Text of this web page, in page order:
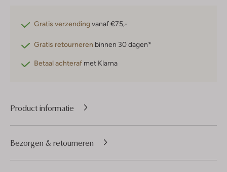
Gratis verzendingvanaf €75,-
Gratis retourneren binnen 30 dagen*
Betaal achteraf met Klarna
Product informatie
Bezorgen & retourneren